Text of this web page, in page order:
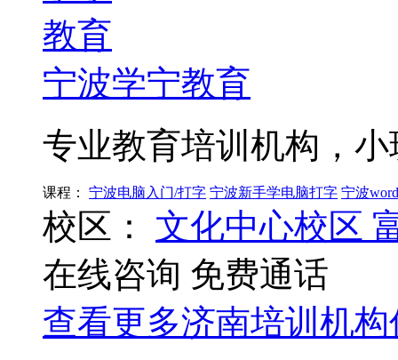
宁波学宁教育
专业教育培训机构，
课程： 宁波电脑入门/打字 宁波新手学电脑打字 宁波
校区： 文化中心校区
在线咨询 免费通话
查看更多济南培训机构